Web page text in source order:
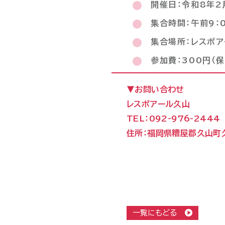
開催日：令和8年
集合時間：午前9
集合場所：レスポ
参加費：300円（
▼お問い合わせ
レスポアール久山
TEL：092-976-2444
住所：福岡県糟屋郡久山
一覧にもどる